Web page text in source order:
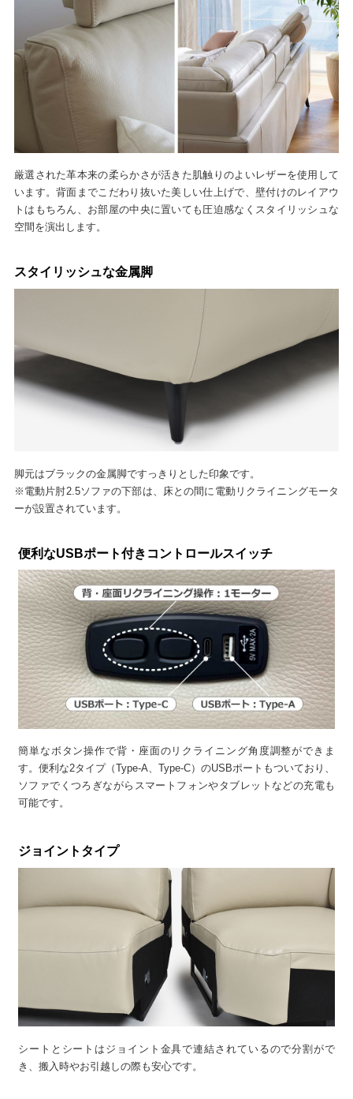
厳選された革本来の柔らかさが活きた肌触りのよいレザーを使用して
います。背面までこだわり抜いた美しい仕上げで、壁付けのレイアウ
トはもちろん、お部屋の中央に置いても圧迫感なくスタイリッシュな
空間を演出します。
スタイリッシュな金属脚
脚元はブラックの金属脚ですっきりとした印象です。
※電動片肘2.5ソファの下部は、床との間に電動リクライニングモータ
ーが設置されています。
便利なUSBポート付きコントロールスイッチ
簡単なボタン操作で背・座面のリクライニング角度調整ができま
す。便利な2タイプ（Type-A、Type-C）のUSBポートもついており、
ソファでくつろぎながらスマートフォンやタブレットなどの充電も
可能です。
ジョイントタイプ
シートとシートはジョイント金具で連結されているので分割がで
き、搬入時やお引越しの際も安心です。